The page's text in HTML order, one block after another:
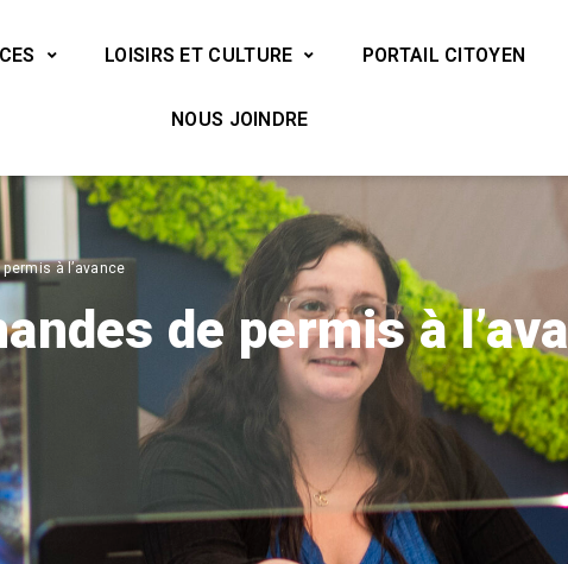
LOISIRS ET CULTURE PORTAIL CITOYEN
NOUS JOINDRE
à l’avance
de permis à